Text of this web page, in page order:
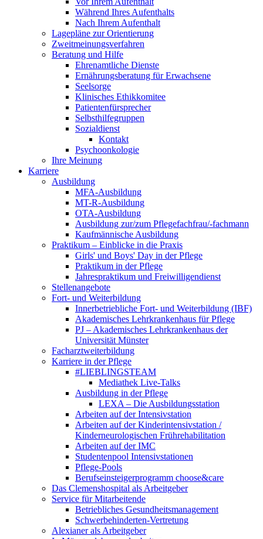
Während Ihres Aufenthalts
Nach Ihrem Aufenthalt
Lagepläne zur Orientierung
Zweitmeinungsverfahren
Beratung und Hilfe
Ehrenamtliche Dienste
Ernährungsberatung für Erwachsene
Seelsorge
Klinisches Ethikkomitee
Patientenfürsprecher
Selbsthilfegruppen
Sozialdienst
Kontakt
Psychoonkologie
Ihre Meinung
Karriere
Ausbildung
MFA-Ausbildung
MT-R-Ausbildung
OTA-Ausbildung
Ausbildung zur/zum Pflegefachfrau/-fachmann
Kaufmännische Ausbildung
Praktikum – Einblicke in die Praxis
Girls' und Boys' Day in der Pflege
Praktikum in der Pflege
Jahrespraktikum und Freiwilligendienst
Stellenangebote
Fort- und Weiterbildung
Innerbetriebliche Fort- und Weiterbildung (IBF)
Akademisches Lehrkrankenhaus für Pflege
PJ – Akademisches Lehrkrankenhaus der
Universität Münster
Facharztweiterbildung
Karriere in der Pflege
#LIEBLINGSTEAM
Mediathek Live-Talks
Ausbildung in der Pflege
LEXA – Die Ausbildungsstation
Arbeiten auf der Intensivstation
Arbeiten auf der Kinderintensivstation /
Kinderneurologischen Frührehabilitation
Arbeiten auf der IMC
Studentenpool Intensivstationen
Pflege-Pools
Berufseinsteigerprogramm choose&care
Das Clemenshospital als Arbeitgeber
Service für Mitarbeitende
Betriebliches Gesundheitsmanagement
Schwerbehinderten-Vertretung
Alexianer als Arbeitgeber